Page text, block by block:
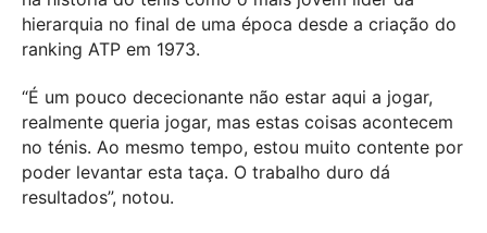
hierarquia no final de uma época desde a criação do
ranking ATP em 1973.
“É um pouco dececionante não estar aqui a jogar,
realmente queria jogar, mas estas coisas acontecem
no ténis. Ao mesmo tempo, estou muito contente por
poder levantar esta taça. O trabalho duro dá
resultados”, notou.